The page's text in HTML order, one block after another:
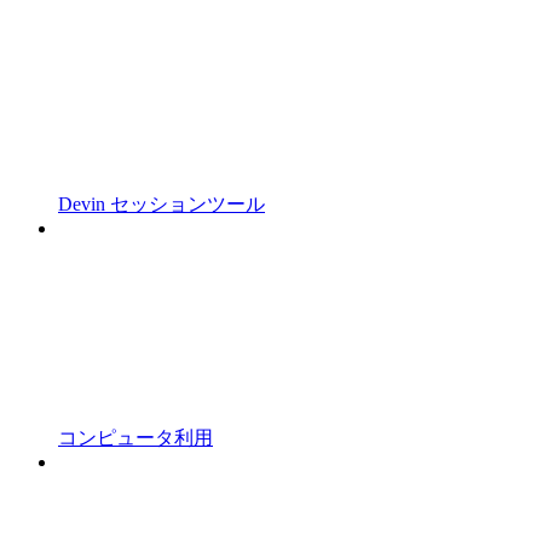
Devin セッションツール
コンピュータ利用